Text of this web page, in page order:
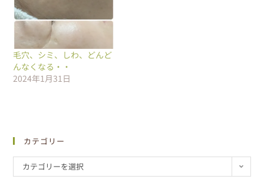
毛穴、シミ、しわ、どんど
んなくなる・・
2024年1月31日
カテゴリー
カテゴリーを選択